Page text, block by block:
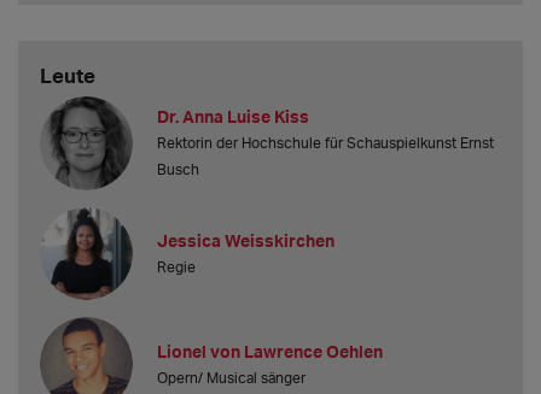
Leute
Dr. Anna Luise Kiss
Rektorin der Hochschule für Schauspielkunst Ernst
Busch
Jessica Weisskirchen
Regie
Lionel von Lawrence Oehlen
Opern/ Musical sänger